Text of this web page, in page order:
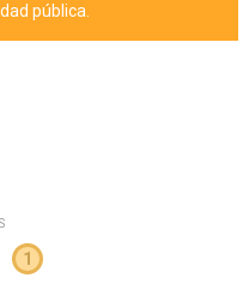
pública.
1